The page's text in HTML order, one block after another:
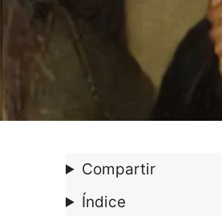
Compartir
Índice